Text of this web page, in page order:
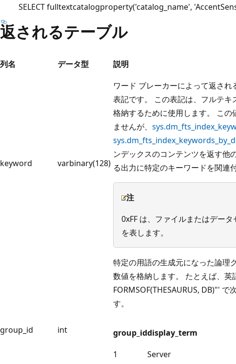
SELECT fulltextcatalogproperty('catalog_name',
返されるテーブル
列名 データ型 説明
keyword varbinary(128)
ワード ブレーカーによって返さ
表記です。 この表記は、フルテ
格納するために使用します。 この
ませんが、
ンデックスのコンテンツを返す他
る出力に特定のキーワードを関連
注
0xFF は、ファイルまたはデー
を表します。
group_id int
特定の用語の生成元になった論理
数値を格納します。 たとえば、
FORMSOF(THESAURUS, DB)"'
す。
group_iddisplay_term
1
Server